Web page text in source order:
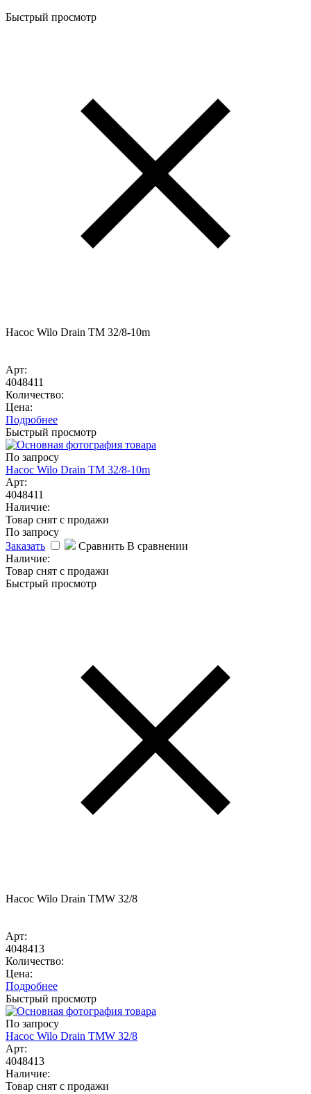
Быстрый просмотр
Насос Wilo Drain TM 32/8-10m
Арт:
4048411
Количество:
Цена:
Подробнее
Быстрый просмотр
По запросу
Насос Wilo Drain TM 32/8-10m
Арт:
4048411
Наличие:
Товар снят с продажи
По запросу
Заказать
Сравнить В сравнении
Наличие:
Товар снят с продажи
Быстрый просмотр
Насос Wilo Drain TMW 32/8
Арт:
4048413
Количество:
Цена:
Подробнее
Быстрый просмотр
По запросу
Насос Wilo Drain TMW 32/8
Арт:
4048413
Наличие:
Товар снят с продажи